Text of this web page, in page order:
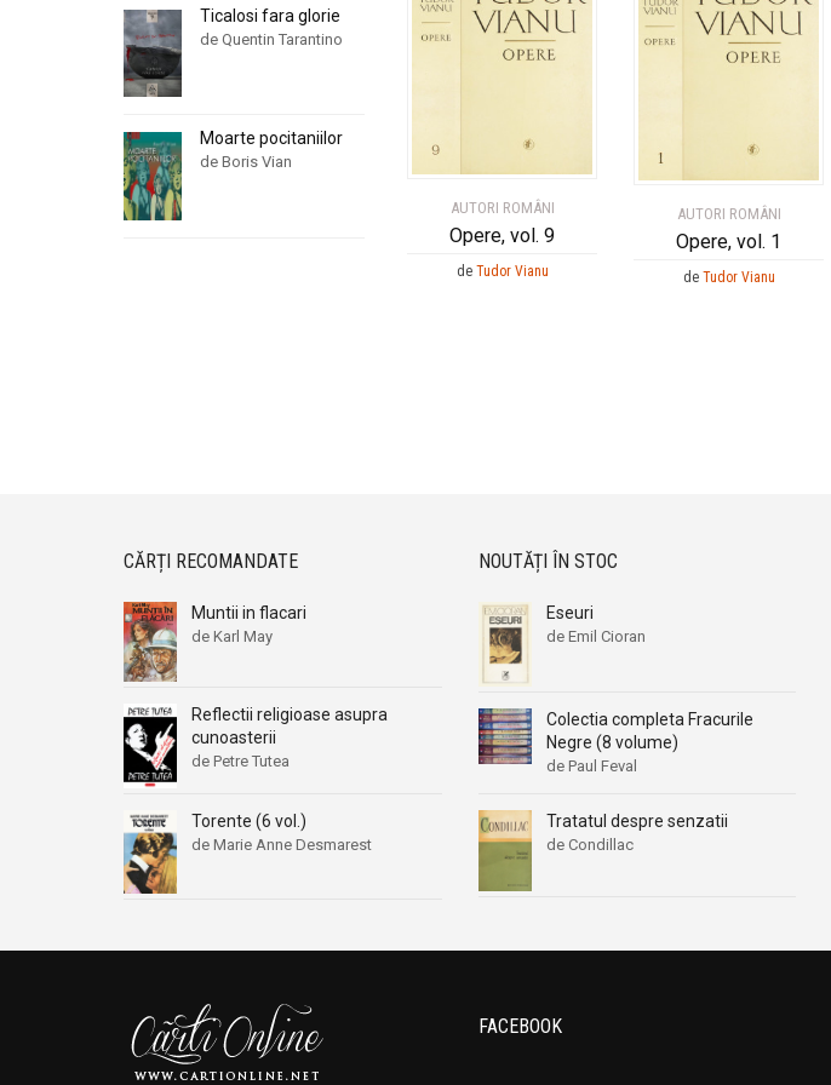
AUTORI ROMÂNI
Opere, vol. 9
de Tudor Vianu
AUTORI ROMÂNI
Opere, vol. 1
de Tudor Vianu
Ticalosi fara glorie
de Quentin Tarantino
Moarte pocitaniilor
de Boris Vian
CĂRȚI RECOMANDATE
Muntii in flacari
de Karl May
Reflectii religioase asupra
cunoasterii
de Petre Tutea
Torente (6 vol.)
de Marie Anne Desmarest
NOUTĂȚI ÎN STOC
Eseuri
de Emil Cioran
Colectia completa Fracurile
Negre (8 volume)
de Paul Feval
Tratatul despre senzatii
de Condillac
FACEBOOK